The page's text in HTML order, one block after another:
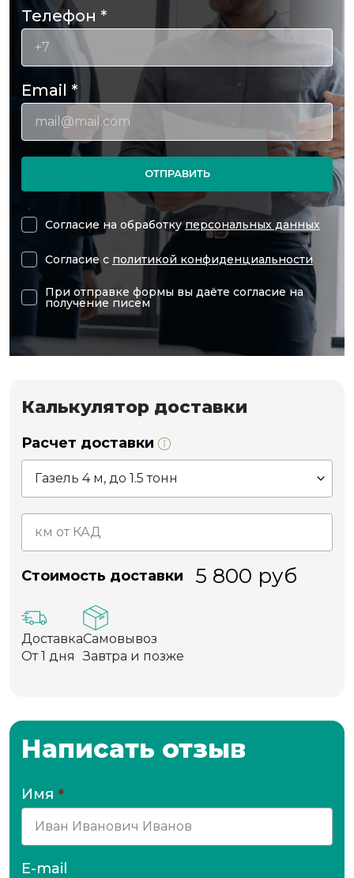
Телефон *
Email *
ОТПРАВИТЬ
Согласие на обработкуперсональных данных
Согласие с политикой конфиденциальности
При отправке формы вы даёте согласие на
получение писем
Калькулятор доставки
Расчет доставки
Стоимость доставки 5 800 руб
Доставка
От 1 дня
Самовывоз
Завтра и позже
Написать отзыв
Имя *
E-mail